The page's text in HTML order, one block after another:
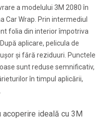
a modelului 3M 2080 în
Car Wrap. Prin intermediul
folia din interior împotriva
aplicare, pelicula de
și fără reziduuri. Punctele
sunt reduse semnificativ,
în timpul aplicării,
acoperire ideală cu 3M